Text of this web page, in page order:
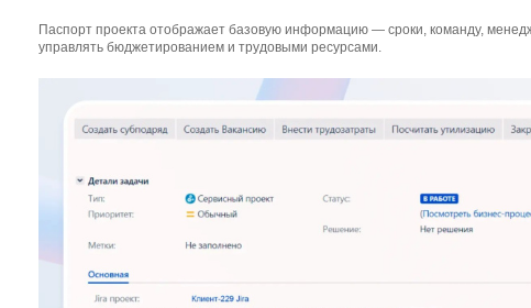
Паспорт проекта отображает базовую информацию — сроки, команду,
управлять бюджетированием и трудовыми ресурсами.